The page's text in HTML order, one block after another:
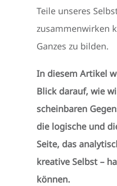
Teile unseres
zusammenwirken
Ganzes zu bilden.
In diesem Artikel
Blick darauf, wie
scheinbaren
die logische und
Seite, das
kreative Selbst –
können.